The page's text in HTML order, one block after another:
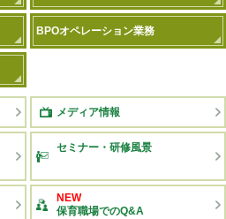
BPOオペレーション業務
メディア情報
セミナー・研修風景
NEW
保育職場でのQ&A